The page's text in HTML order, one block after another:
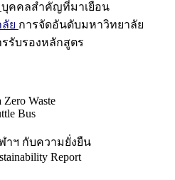
บุคคลสำคัญที่มาเยือน
ย การจัดอันดับมหาวิทยาลัย
รรับรองหลักสูตร
Zero Waste
Bus
าฯ กับความยั่งยืน
Report